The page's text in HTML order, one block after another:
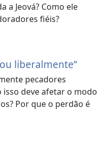
a Jeová? Como ele
fiéis?
liberalmente”
pecadores
deve afetar o modo
Por que o perdão é